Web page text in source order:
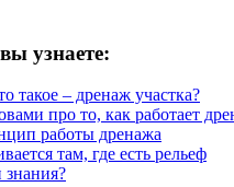
узнаете:
такое – дренаж участка?
про то, как работает
работы дренажа
там, где есть рельеф
знания?